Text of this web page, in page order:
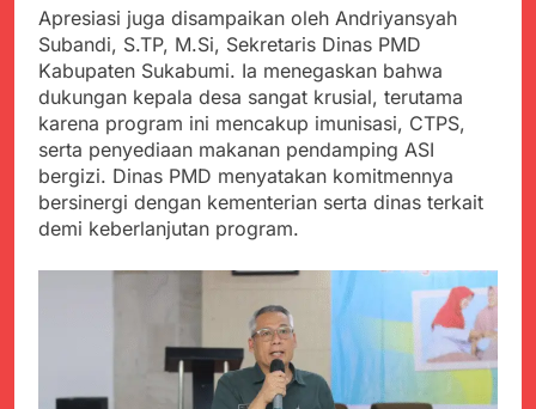
Apresiasi juga disampaikan oleh Andriyansyah
Subandi, S.TP, M.Si, Sekretaris Dinas PMD
Kabupaten Sukabumi. Ia menegaskan bahwa
dukungan kepala desa sangat krusial, terutama
karena program ini mencakup imunisasi, CTPS,
serta penyediaan makanan pendamping ASI
bergizi. Dinas PMD menyatakan komitmennya
bersinergi dengan kementerian serta dinas terkait
demi keberlanjutan program.